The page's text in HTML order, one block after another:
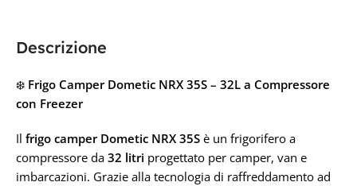
Descrizione
❄️ Frigo Camper Dometic NRX 35S – 32L a Compressore
con Freezer
Il frigo camper Dometic NRX 35S è un frigorifero a
compressore da 32 litri progettato per camper, van e
imbarcazioni. Grazie alla tecnologia di raffreddamento ad